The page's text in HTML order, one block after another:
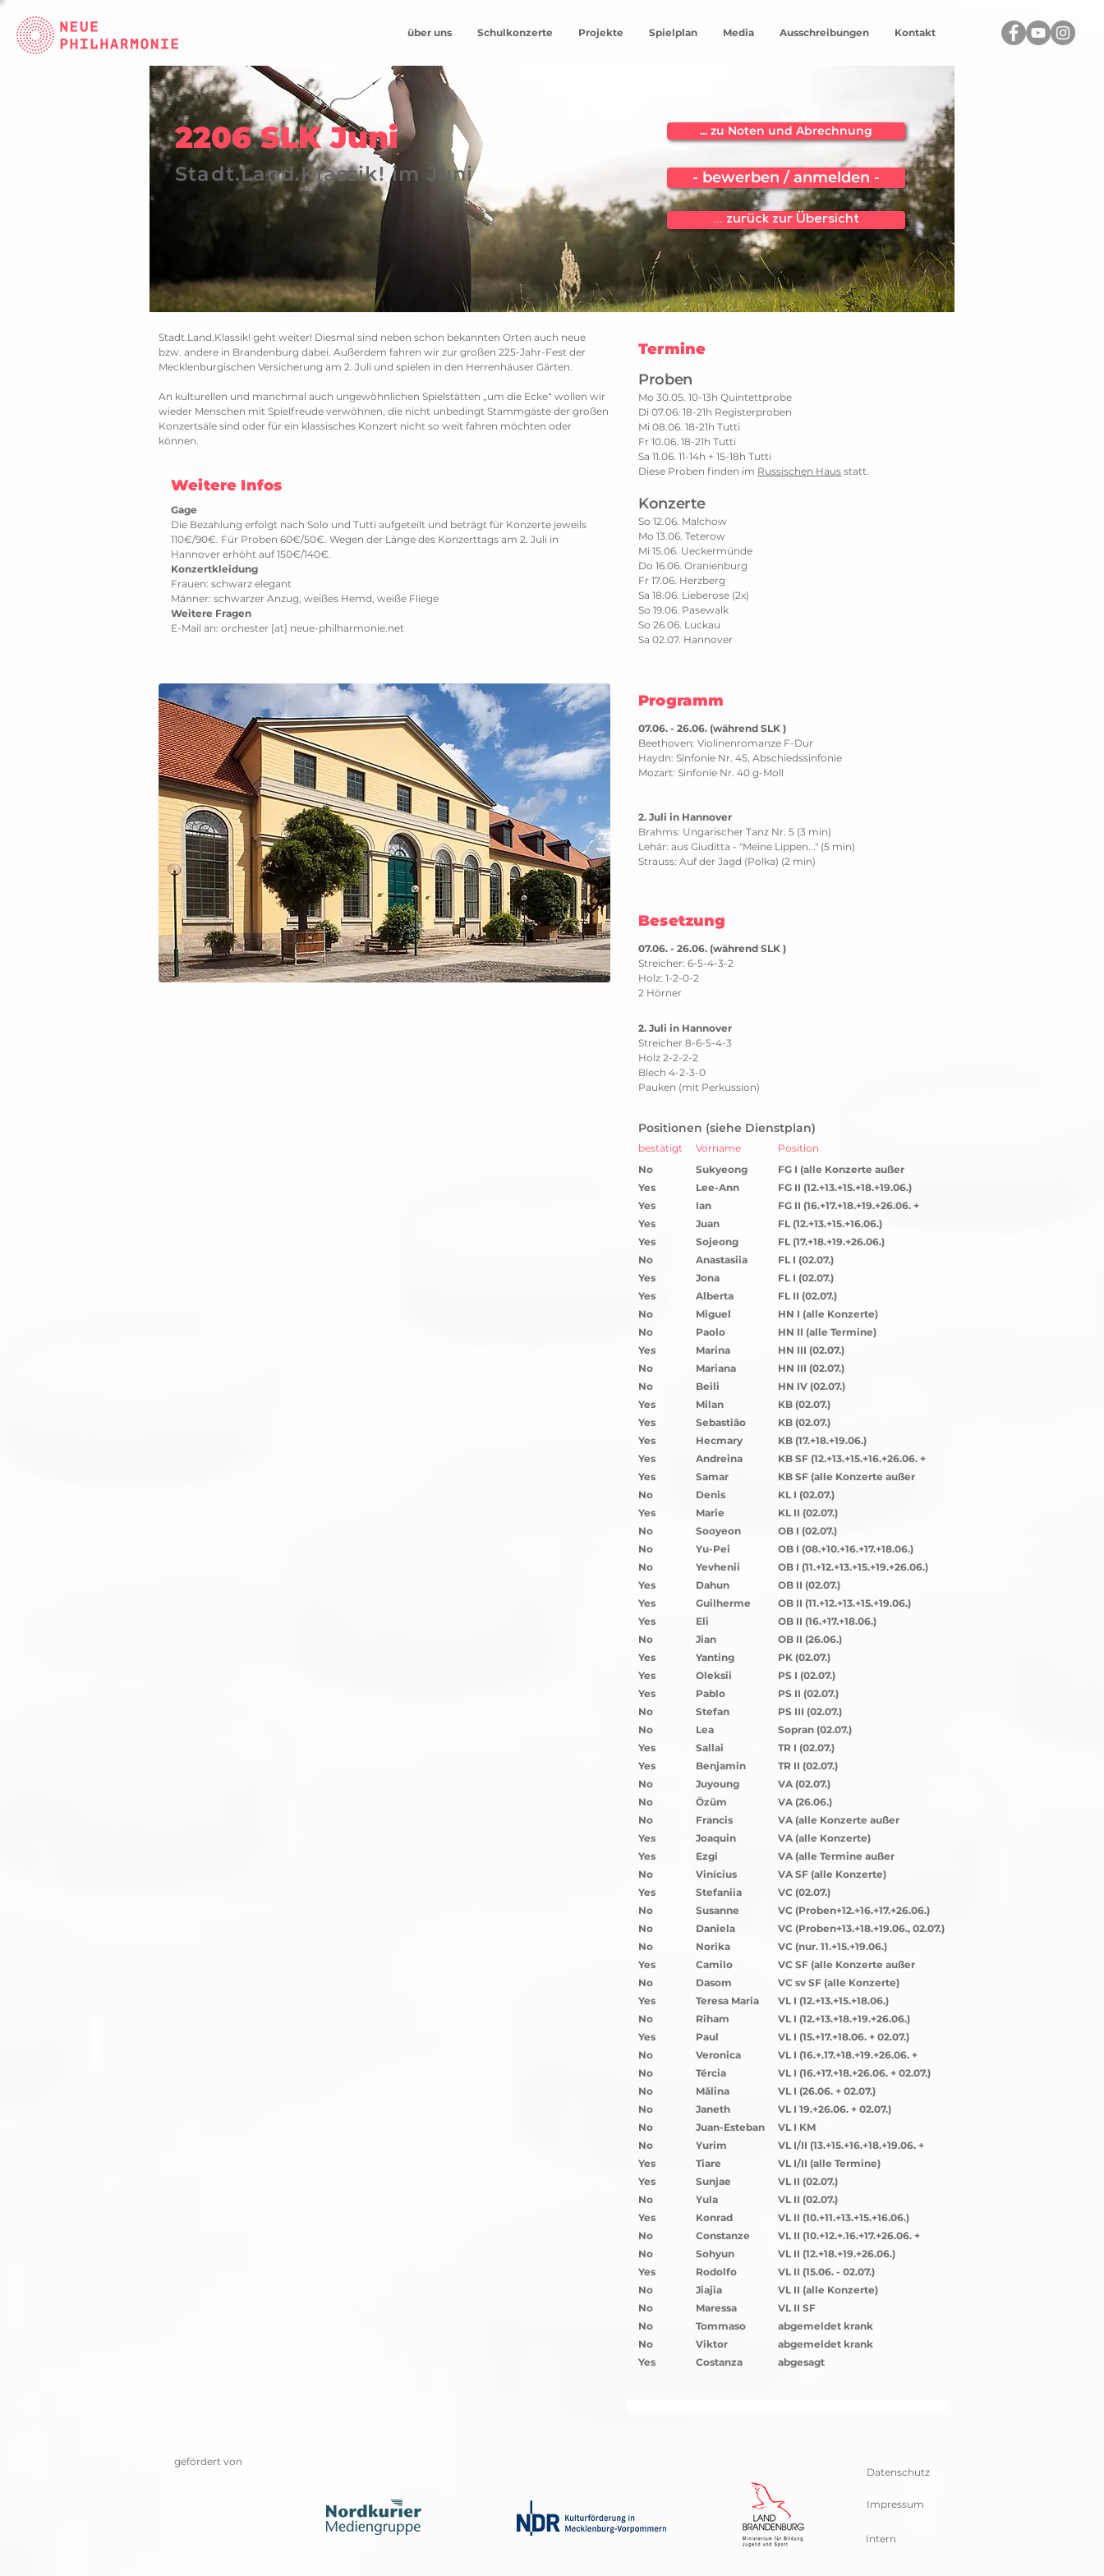
über uns Schulkonzerte Projekte Spielplan Media Ausschreibungen Kontakt
2206 SLK Juni
Stadt.Land.Klassik! im Juni
... zu Noten und Abrechnung
- bewerben / anmelden -
... zurück zur Übersicht
Stadt.Land.Klassik! geht weiter! Diesmal sind neben schon bekannten Orten auch neue
bzw. andere in Brandenburg dabei. Außerdem fahren wir zur großen 225-Jahr-Fest der
Mecklenburgischen Versicherung am 2. Juli und spielen in den Herrenhäuser Gärten.
An kulturellen und manchmal auch ungewöhnlichen Spielstätten „um die Ecke“ wollen wir
wieder Menschen mit Spielfreude verwöhnen, die nicht unbedingt Stammgäste der großen
Konzertsäle sind oder für ein klassisches Konzert nicht so weit fahren möchten oder
können.
Weitere Infos
Gage
Die Bezahlung erfolgt nach Solo und Tutti aufgeteilt und beträgt für Konzerte jeweils
110€/90€. Für Proben 60€/50€. Wegen der Länge des Konzerttags am 2. Juli in
Hannover erhöht auf 150€/140€.
Konzertkleidung
Frauen: schwarz elegant
Männer: schwarzer Anzug, weißes Hemd, weiße Fliege
Weitere Fragen
E-Mail an: orchester [at] neue-philharmonie.net
Termine
Proben
Mo 30.05. 10-13h Quintettprobe
Di 07.06. 18-21h Registerproben
Mi 08.06. 18-21h Tutti
Fr 10.06. 18-21h Tutti
Sa 11.06. 11-14h + 15-18h Tutti
Diese Proben finden im Russischen Haus statt.
Konzerte
So 12.06. Malchow
Mo 13.06. Teterow
Mi 15.06. Ueckermünde
Do 16.06. Oranienburg
Fr 17.06. Herzberg
Sa 18.06. Lieberose (2x)
So 19.06. Pasewalk
So 26.06. Luckau
Sa 02.07. Hannover
Programm
07.06. - 26.06. (während SLK )
Beethoven: Violinenromanze F-Dur
Haydn: Sinfonie Nr. 45, Abschiedssinfonie
Mozart: Sinfonie Nr. 40 g-Moll
2. Juli in Hannover
Brahms: Ungarischer Tanz Nr. 5 (3 min)
Lehár: aus Giuditta - "Meine Lippen..." (5 min)
Strauss: Auf der Jagd (Polka) (2 min)
Besetzung
07.06. - 26.06. (während SLK )
Streicher: 6-5-4-3-2
Holz: 1-2-0-2
2 Hörner
2. Juli in Hannover
Streicher 8-6-5-4-3
Holz 2-2-2-2
Blech 4-2-3-0
Pauken (mit Perkussion)
Positionen (siehe Dienstplan)
bestätigt Vorname
Position
No
Sukyeong
FG I (alle Konzerte außer
18.+19.06.)
Yes Lee-Ann
FG II (12.+13.+15.+18.+19.06.)
Yes
Ian
FG II (16.+17.+18.+19.+26.06. +
02.07.)
Yes Juan
FL (12.+13.+15.+16.06.)
Yes
Sojeong
FL (17.+18.+19.+26.06.)
No
Anastasiia
FL I (02.07.)
Yes
Jona
FL I (02.07.)
Yes
Alberta
FL II (02.07.)
No
Miguel
HN I (alle Konzerte)
No
Paolo
HN II (alle Termine)
Yes
Marina
HN III (02.07.)
No
Mariana
HN III (02.07.)
No
Beili
HN IV (02.07.)
Yes
Milan
KB (02.07.)
Yes
Sebastião
KB (02.07.)
Yes
Hecmary
KB (17.+18.+19.06.)
Yes
Andreina
KB SF (12.+13.+15.+16.+26.06. +
02.07.)
Yes Samar
KB SF (alle Konzerte außer
02.07.)
No Denis
KL I (02.07.)
Yes
Marie
KL II (02.07.)
No
Sooyeon
OB I (02.07.)
No
Yu-Pei
OB I (08.+10.+16.+17.+18.06.)
No
Yevhenii
OB I (11.+12.+13.+15.+19.+26.06.)
Yes
Dahun
OB II (02.07.)
Yes
Guilherme
OB II (11.+12.+13.+15.+19.06.)
Yes
Eli
OB II (16.+17.+18.06.)
No
Jian
OB II (26.06.)
Yes
Yanting
PK (02.07.)
Yes
Oleksii
PS I (02.07.)
Yes
Pablo
PS II (02.07.)
No
Stefan
PS III (02.07.)
No
Lea
Sopran (02.07.)
Yes
Sallai
TR I (02.07.)
Yes
Benjamin
TR II (02.07.)
No
Juyoung
VA (02.07.)
No
Özüm
VA (26.06.)
No
Francis
VA (alle Konzerte außer
13.+16.06.)
Yes Joaquin
VA (alle Konzerte)
Yes
Ezgi
VA (alle Termine außer
13.+16.+17.06.)
No Vinícius
VA SF (alle Konzerte)
Yes
Stefaniia
VC (02.07.)
No
Susanne
VC (Proben+12.+16.+17.+26.06.)
No
Daniela
VC (Proben+13.+18.+19.06., 02.07.)
No
Norika
VC (nur. 11.+15.+19.06.)
Yes
Camilo
VC SF (alle Konzerte außer
19.06. + 02.07.)
No Dasom
VC sv SF (alle Konzerte)
Yes
Teresa Maria
VL I (12.+13.+15.+18.06.)
No
Riham
VL I (12.+13.+18.+19.+26.06.)
Yes
Paul
VL I (15.+17.+18.06. + 02.07.)
No
Veronica
VL I (16.+.17.+18.+19.+26.06. +
02.07.)
No Tércia
VL I (16.+17.+18.+26.06. + 02.07.)
No
Mălina
VL I (26.06. + 02.07.)
No
Janeth
VL I 19.+26.06. + 02.07.)
No
Juan-Esteban
VL I KM
No
Yurim
VL I/II (13.+15.+16.+18.+19.06. +
02.07.)
Yes Tiare
VL I/II (alle Termine)
Yes
Sunjae
VL II (02.07.)
No
Yula
VL II (02.07.)
Yes
Konrad
VL II (10.+11.+13.+15.+16.06.)
No
Constanze
VL II (10.+12.+.16.+17.+26.06. +
02.07.)
No Sohyun
VL II (12.+18.+19.+26.06.)
Yes
Rodolfo
VL II (15.06. - 02.07.)
No
Jiajia
VL II (alle Konzerte)
No
Maressa
VL II SF
No
Tommaso
abgemeldet krank
No
Viktor
abgemeldet krank
Yes
Costanza abgesagt
gefördert von
Datenschutz
Impressum
Intern